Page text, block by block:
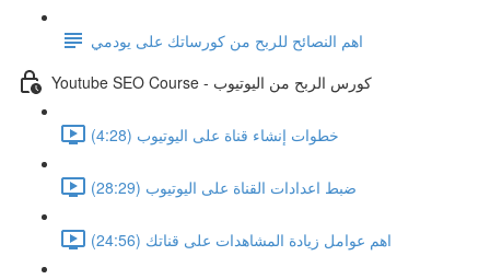
اهم النصائح للربح من كورساتك على يودمي
Youtube SEO Course - كورس الربح من اليوتيوب
خطوات إنشاء قناة على اليوتيوب (4:28)
ضبط اعدادات القناة على اليوتيوب (28:29)
اهم عوامل زيادة المشاهدات على قناتك (24:56)